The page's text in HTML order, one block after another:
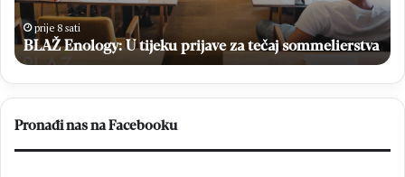
i
plasman
u
Prvu
ligu
FBiH
prije 8 sati
Matej Rozić: “Cilj Brotnja je osvajanje lige i plasman u
Prvu ligu FBiH
Pronađi nas na Facebooku